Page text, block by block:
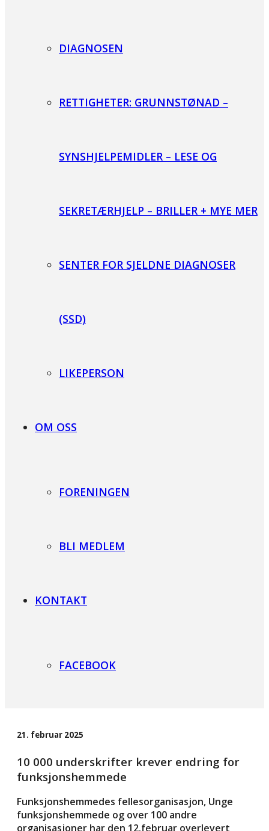
DIAGNOSEN
RETTIGHETER: GRUNNSTØNAD –
SYNSHJELPEMIDLER – LESE OG
SEKRETÆRHJELP – BRILLER + MYE MER
SENTER FOR SJELDNE DIAGNOSER
(SSD)
LIKEPERSON
OM OSS
FORENINGEN
BLI MEDLEM
KONTAKT
FACEBOOK
21. februar 2025
10 000 underskrifter krever endring for
funksjonshemmede
Funksjonshemmedes fellesorganisasjon, Unge
funksjonshemmede og over 100 andre
organisasjoner har den 12.februar overlevert